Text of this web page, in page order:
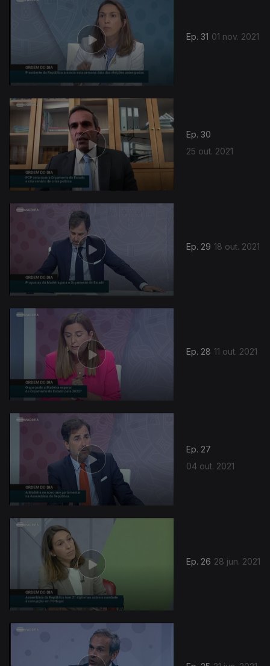
Ep. 31 01 nov. 2021
Ep. 30
25 out. 2021
Ep. 29 18 out. 2021
Ep. 28 11 out. 2021
Ep. 27
04 out. 2021
Ep. 26 28 jun. 2021
552911